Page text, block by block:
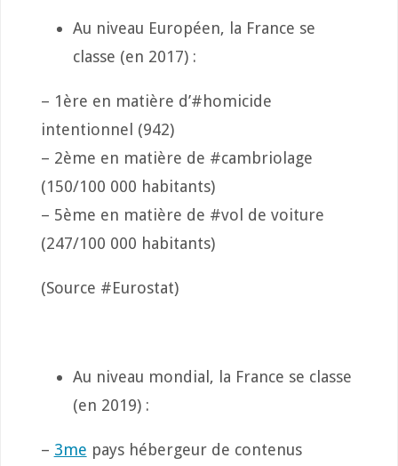
Au niveau Européen, la France se
classe (en 2017) :
– 1ère en matière d’#homicide
intentionnel (942)
– 2ème en matière de #cambriolage
(150/100 000 habitants)
– 5ème en matière de #vol de voiture
(247/100 000 habitants)
(Source #Eurostat)
Au niveau mondial, la France se classe
(en 2019) :
– 3me pays hébergeur de contenus